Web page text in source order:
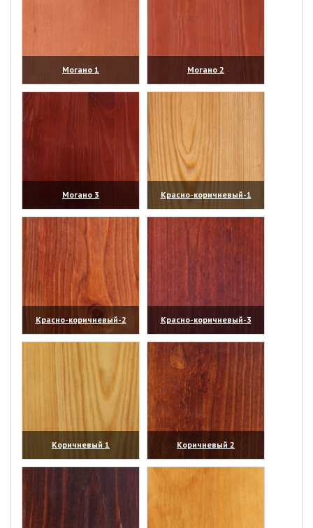
Могано 1
(увеличить)
Могано 2
(увеличить)
Могано 3
(увеличить)
Красно-коричневый-1
(увеличить)
Красно-коричневый-2
(увеличить)
Красно-коричневый-3
(увеличить)
Коричневый 1
(увеличить)
Коричневый 2
(увеличить)